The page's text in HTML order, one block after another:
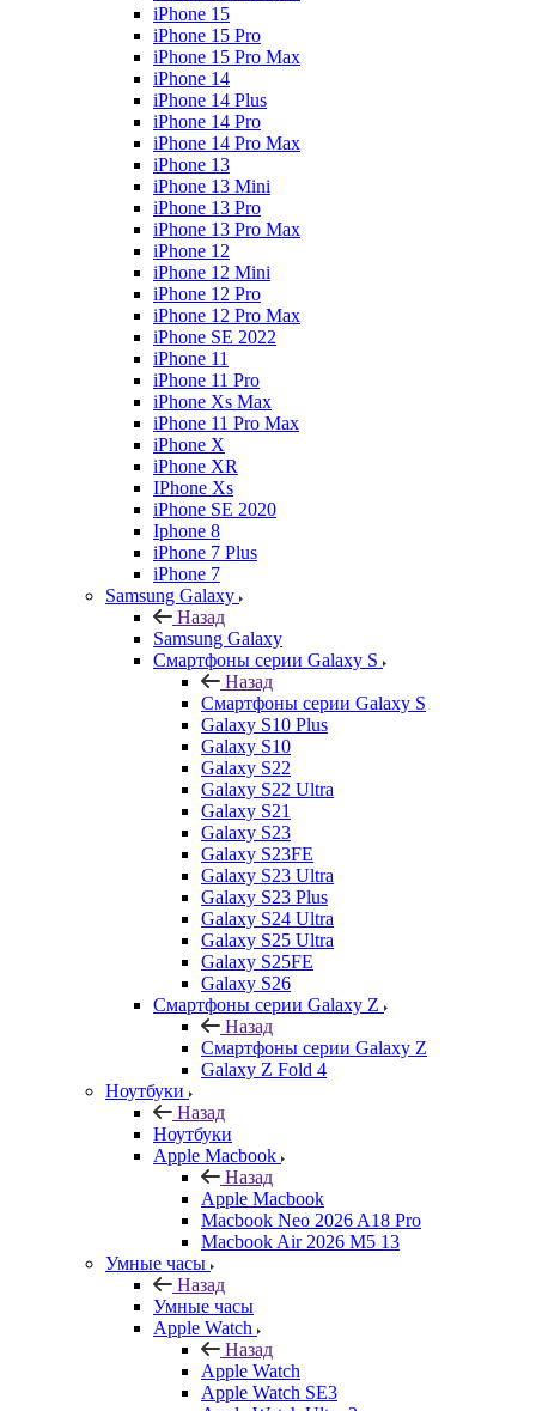
iPhone 15
iPhone 15 Pro
iPhone 15 Pro Max
iPhone 14
iPhone 14 Plus
iPhone 14 Pro
iPhone 14 Pro Max
iPhone 13
iPhone 13 Mini
iPhone 13 Pro
iPhone 13 Pro Max
iPhone 12
iPhone 12 Mini
iPhone 12 Pro
iPhone 12 Pro Max
iPhone SE 2022
iPhone 11
iPhone 11 Pro
iPhone Xs Max
iPhone 11 Pro Max
iPhone X
iPhone XR
IPhone Xs
iPhone SE 2020
Iphone 8
iPhone 7 Plus
iPhone 7
Samsung Galaxy
Назад
Samsung Galaxy
Смартфоны серии Galaxy S
Назад
Смартфоны серии Galaxy S
Galaxy S10 Plus
Galaxy S10
Galaxy S22
Galaxy S22 Ultra
Galaxy S21
Galaxy S23
Galaxy S23FE
Galaxy S23 Ultra
Galaxy S23 Plus
Galaxy S24 Ultra
Galaxy S25 Ultra
Galaxy S25FE
Galaxy S26
Смартфоны серии Galaxy Z
Назад
Смартфоны серии Galaxy Z
Galaxy Z Fold 4
Ноутбуки
Назад
Ноутбуки
Apple Macbook
Назад
Apple Macbook
Macbook Neo 2026 A18 Pro
Macbook Air 2026 M5 13
Умные часы
Назад
Умные часы
Apple Watch
Назад
Apple Watch
Apple Watch SE3